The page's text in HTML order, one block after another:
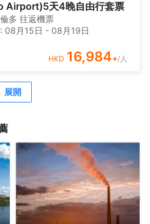
近。
每間設施齊全的客房都配備有
。咖啡壺/茶壺可供使用，便捷
。浴室內提供24小時熱水和吹
享受。
身的旅客來説是理想的去處。
為您的旅途省心。
Airport)5天4晚自由行套票
多 往返機票
08月15日 - 08月19日
HKD 16,984+/人
展開